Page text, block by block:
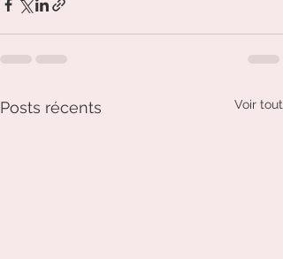
Posts récents Voir tout